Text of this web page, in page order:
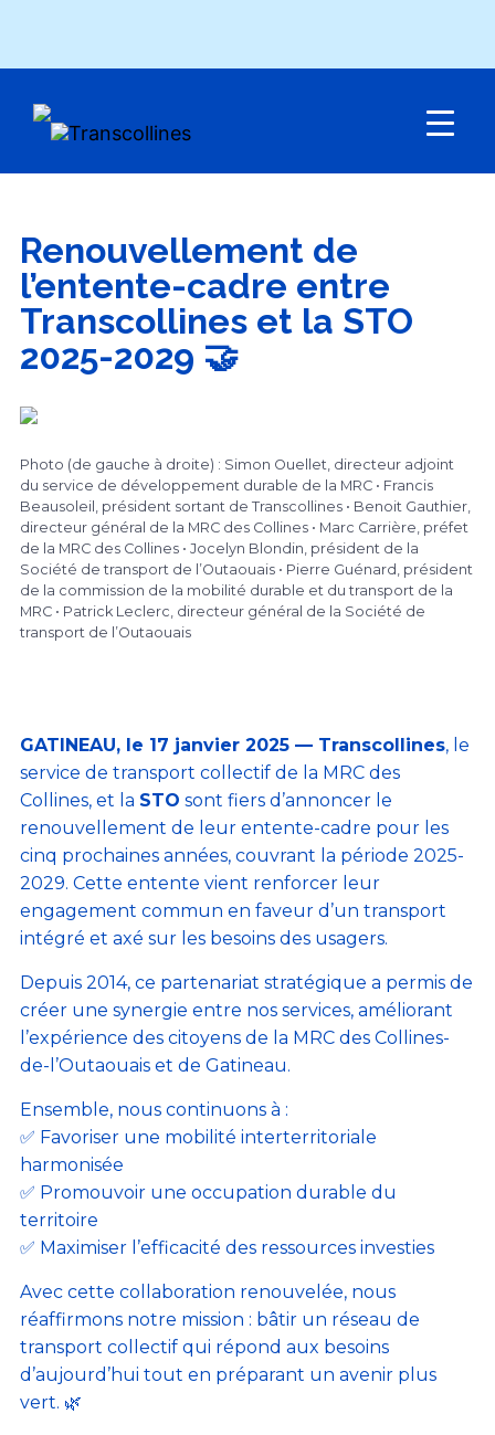
Menu
Renouvellement de
l’entente-cadre entre
Transcollines et la STO
2025-2029 🤝
Photo (de gauche à droite) : Simon Ouellet, directeur adjoint
du service de développement durable de la MRC • Francis
Beausoleil, président sortant de Transcollines • Benoit Gauthier,
directeur général de la MRC des Collines • Marc Carrière, préfet
de la MRC des Collines • Jocelyn Blondin, président de la
Société de transport de l’Outaouais • Pierre Guénard, président
de la commission de la mobilité durable et du transport de la
MRC • Patrick Leclerc, directeur général de la Société de
transport de l’Outaouais
GATINEAU, le 17 janvier 2025 — Transcollines, le
service de transport collectif de la MRC des
Collines, et la STO sont fiers d’annoncer le
renouvellement de leur entente-cadre pour les
cinq prochaines années, couvrant la période 2025-
2029. Cette entente vient renforcer leur
engagement commun en faveur d’un transport
intégré et axé sur les besoins des usagers.
Depuis 2014, ce partenariat stratégique a permis de
créer une synergie entre nos services, améliorant
l’expérience des citoyens de la MRC des Collines-
de-l’Outaouais et de Gatineau.
Ensemble, nous continuons à :
✅ Favoriser une mobilité interterritoriale
harmonisée
✅ Promouvoir une occupation durable du
territoire
✅ Maximiser l’efficacité des ressources investies
Avec cette collaboration renouvelée, nous
réaffirmons notre mission : bâtir un réseau de
transport collectif qui répond aux besoins
d’aujourd’hui tout en préparant un avenir plus
vert. 🌿